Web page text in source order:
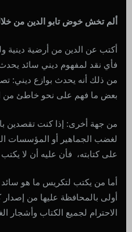
ألم تخش خوض تابو الدين من
أكتب عن الدين من أرضية دينية
فأي نقد لمفهوم ديني سائد
من ذلك أنه يحدث بوازع ديني:
بعض ما فهم على نحو خاطئ من
من جهة أخرى: إذا كنت تقصدين
لغضب الجماهير أو المؤسسات
على كتابته، فأن عليه أن لا يكتب
أما من يكتب لتكريس ما هو سائد
أولى بالمحافظة عليها من
الاحترام لجميع الكتاب وأشجار